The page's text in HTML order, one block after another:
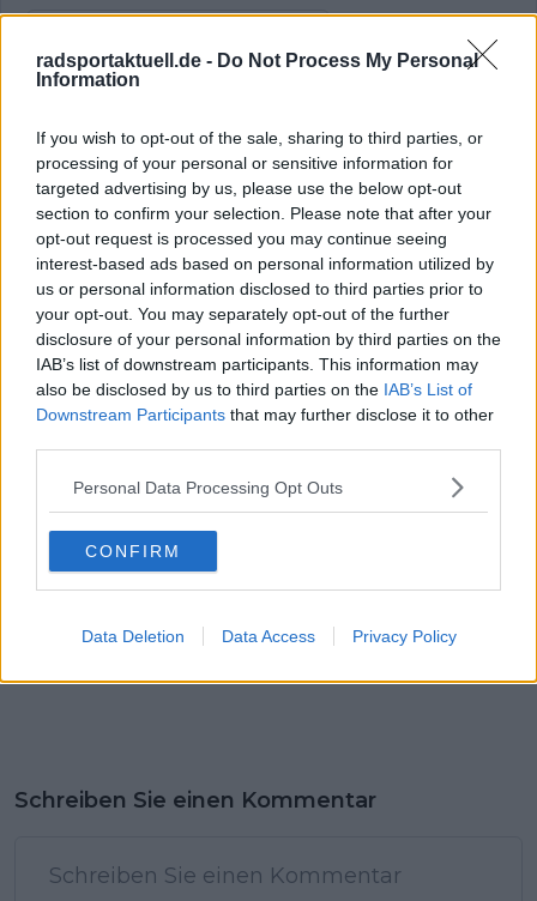
radsportaktuell.de - Do Not Process My Personal
Information
If you wish to opt-out of the sale, sharing to third parties, or
processing of your personal or sensitive information for
targeted advertising by us, please use the below opt-out
section to confirm your selection. Please note that after your
opt-out request is processed you may continue seeing
interest-based ads based on personal information utilized by
us or personal information disclosed to third parties prior to
your opt-out. You may separately opt-out of the further
disclosure of your personal information by third parties on the
IAB’s list of downstream participants. This information may
also be disclosed by us to third parties on the IAB’s List of
Downstream Participants that may further disclose it to other
Personal Data Processing Opt Outs
CONFIRM
Data Deletion Data Access Privacy Policy
Klatscht 0
Besucher 0
Vorheriger Artikel
Igor Arrieta bleibt
wohl bei UAE Team
Emirates – XRG – Giro‐
d’Italia‐Sieg könnte
dem Spanier einen
neuen Vertrag
Nächster Artikel
„Ruf Alberto Contado
an“ – UFC-Star
„wechselt“ zum
Radsport und scherzt
mit der spanischen
Legende
Schreiben Sie einen Kommentar